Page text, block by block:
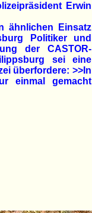
Erwin
ähnlichen Einsatz
Politiker und
der CASTOR-
sei eine
überfordere: >>In
einmal gemacht